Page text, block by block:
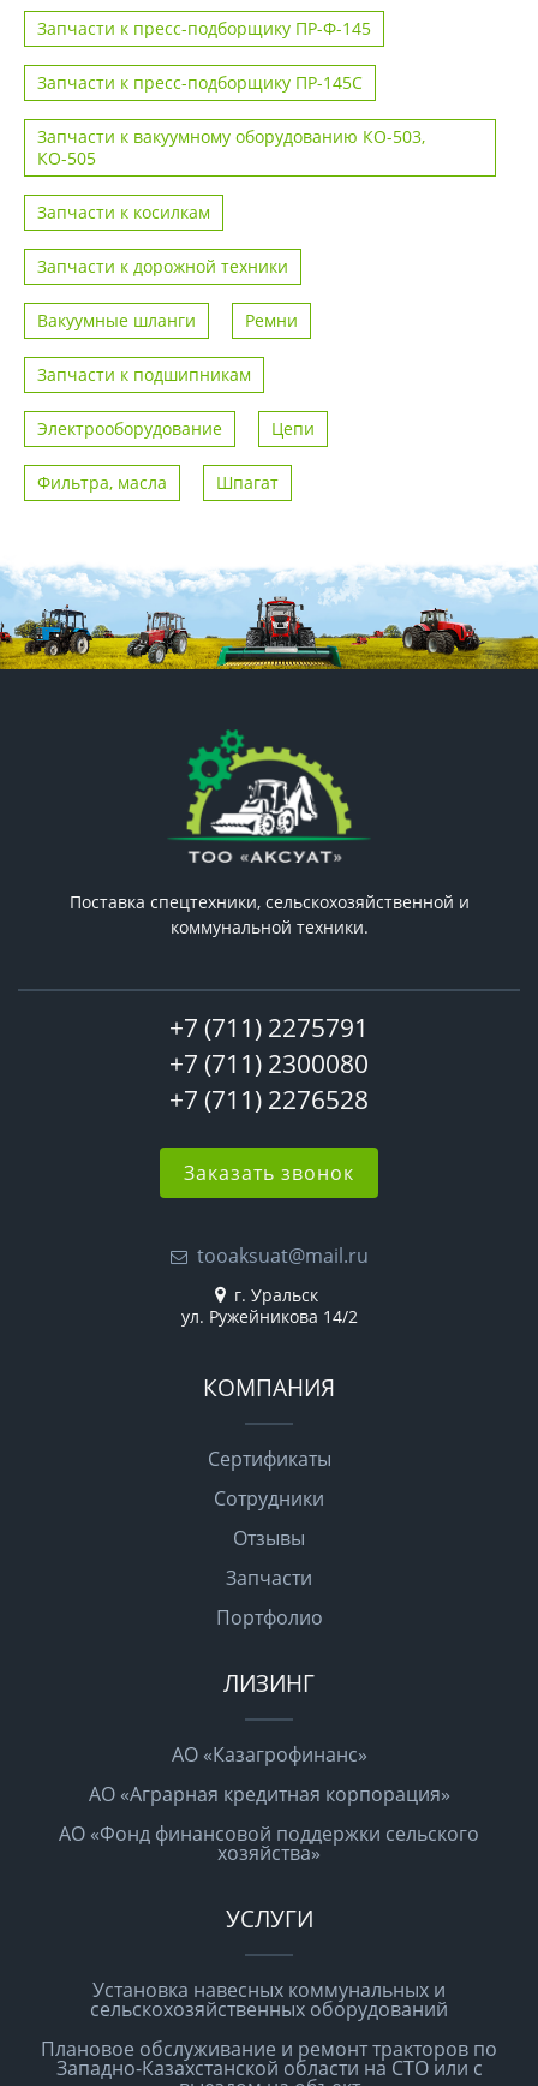
Запчасти к пресс-подборщику ПР-Ф-145
Запчасти к пресс-подборщику ПР-145С
Запчасти к вакуумному оборудованию КО-503,
КО-505
Запчасти к косилкам
Запчасти к дорожной техники
Вакуумные шланги Ремни
Запчасти к подшипникам
Электрооборудование Цепи
Фильтра, масла Шпагат
Поставка спецтехники, сельскохозяйственной и
коммунальной техники.
+7 (711) 2275791
+7 (711) 2300080
+7 (711) 2276528
Заказать звонок
tooaksuat@mail.ru
г. Уральск
ул. Ружейникова 14/2
КОМПАНИЯ
Сертификаты
Сотрудники
Отзывы
Запчасти
Портфолио
ЛИЗИНГ
АО «Казагрофинанс»
АО «Аграрная кредитная корпорация»
АО «Фонд финансовой поддержки сельского
хозяйства»
УСЛУГИ
Установка навесных коммунальных и
сельскохозяйственных оборудований
Плановое обслуживание и ремонт тракторов по
Западно-Казахстанской области на СТО или с